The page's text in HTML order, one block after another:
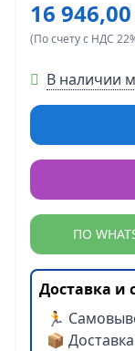
16
(По счету с НДС
В наличии
ПО
Доставка и
🏃
📦